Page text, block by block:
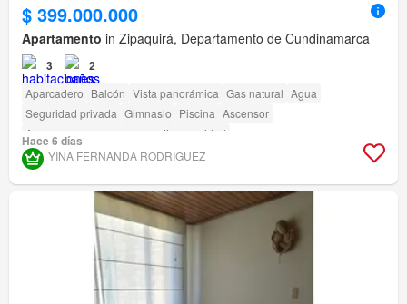
$ 399.000.000
Apartamento in Zipaquirá, Departamento de Cundinamarca
3 2
Aparcadero Balcón Vista panorámica Gas natural Agua
Seguridad privada Gimnasio Piscina Ascensor
Acceso para personas con discapacidad
Hace 6 días
YINA FERNANDA RODRIGUEZ